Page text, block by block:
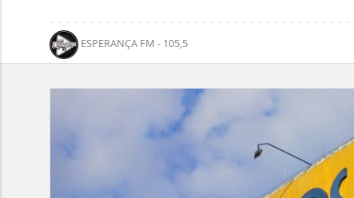
ESPERANÇA FM - 105,5